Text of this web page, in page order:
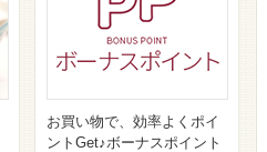
お買い物で、効率よくポイ
ントGet♪ボーナスポイント